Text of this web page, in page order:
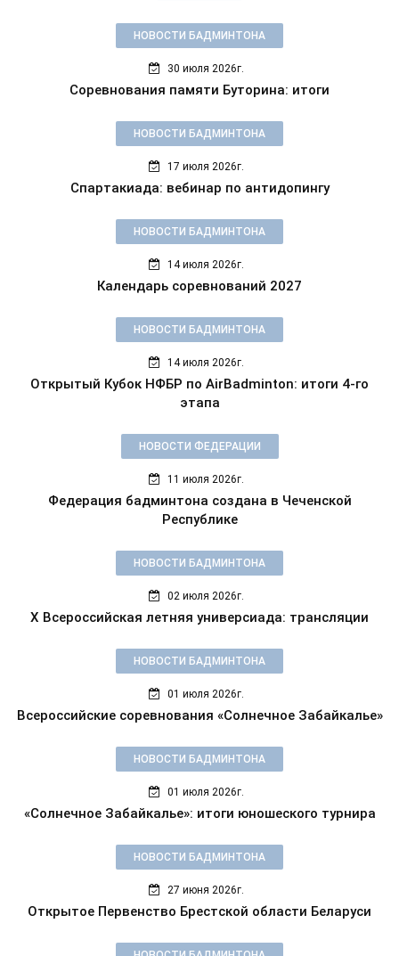
НОВОСТИ БАДМИНТОНА
30 июля 2026г.
Соревнования памяти Буторина: итоги
НОВОСТИ БАДМИНТОНА
17 июля 2026г.
Спартакиада: вебинар по антидопингу
НОВОСТИ БАДМИНТОНА
14 июля 2026г.
Календарь соревнований 2027
НОВОСТИ БАДМИНТОНА
14 июля 2026г.
Открытый Кубок НФБР по AirBadminton: итоги 4-го
этапа
НОВОСТИ ФЕДЕРАЦИИ
11 июля 2026г.
Федерация бадминтона создана в Чеченской
Республике
НОВОСТИ БАДМИНТОНА
02 июля 2026г.
X Всероссийская летняя универсиада: трансляции
НОВОСТИ БАДМИНТОНА
01 июля 2026г.
Всероссийские соревнования «Солнечное Забайкалье»
НОВОСТИ БАДМИНТОНА
01 июля 2026г.
«Солнечное Забайкалье»: итоги юношеского турнира
НОВОСТИ БАДМИНТОНА
27 июня 2026г.
Открытое Первенство Брестской области Беларуси